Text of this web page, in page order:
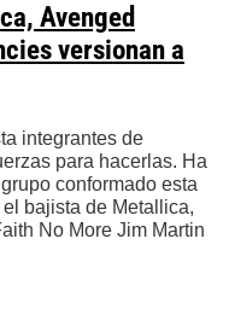
Avenged
versionan a
integrantes de
para hacerlas. Ha
conformado esta
bajista de Metallica,
No More Jim Martin